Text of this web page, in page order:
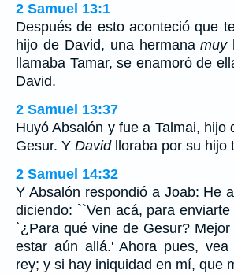
2 Samuel 13:1
Después de esto aconteció que
hijo de David, una hermanamuy
llamaba Tamar, se enamoró de
David.
2 Samuel 13:37
Huyó Absalón y fue a Talmai, hijo
Gesur. Y Davidlloraba por su hijo
2 Samuel 14:32
Y Absalón respondió a Joab: He
diciendo: ``Ven acá, para
`¿Para qué vine de Gesur?
estar aún allá.' Ahora pues,
rey; y si hay iniquidad en mí, que